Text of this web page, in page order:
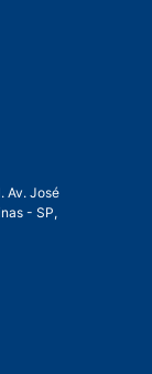
Av. José
- SP,